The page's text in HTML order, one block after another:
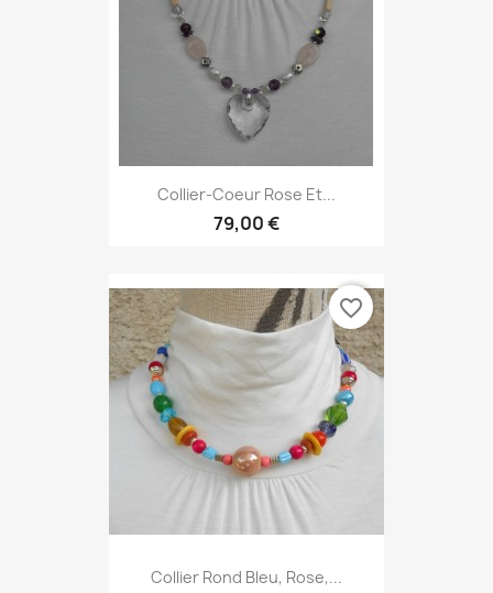
Collier-Coeur Rose Et...
79,00 €
Collier Rond Bleu, Rose,...
favorite_border